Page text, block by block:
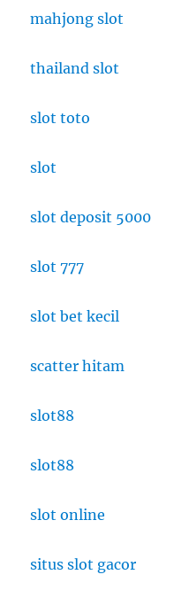
mahjong slot
thailand slot
slot toto
slot
slot deposit 5000
slot 777
slot bet kecil
scatter hitam
slot88
slot88
slot online
situs slot gacor